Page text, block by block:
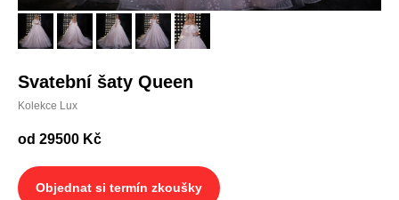
Svatební šaty Queen
Kolekce Lux
od 29500 Kč
Objednat si termín zkoušky